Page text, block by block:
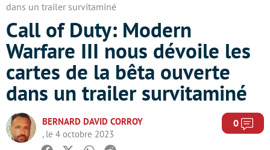
dans un trailer survitaminé
Call of Duty: Modern
Warfare III nous dévoile les
cartes de la bêta ouverte
dans un trailer survitaminé
BERNARD DAVID CORROY
, le 4 octobre 2023
0